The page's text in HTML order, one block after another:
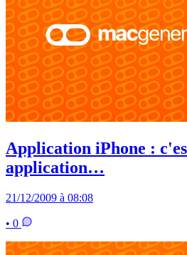
Application iPhone :
application…
21/12/2009 à 08:08
• 0